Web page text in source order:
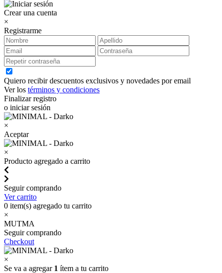
Crear una cuenta
×
Registrarme
Quiero recibir descuentos exclusivos y novedades por email
Ver los términos y condiciones
Finalizar registro
o iniciar sesión
×
Aceptar
×
Producto agregado a carrito
Seguir comprando
Ver carrito
0 item(s) agregado tu carrito
×
MUTMA
Seguir comprando
Checkout
×
Se va a agregar 1 ítem a tu carrito